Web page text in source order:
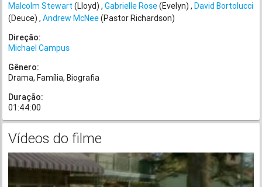
Malcolm Stewart (Lloyd) Gabrielle Rose(Evelyn) David Bortolucci
(Deuce) Andrew McNee(Pastor Richardson)
Direção:
Michael Campus
Gênero:
Drama Família Biografia
Duração:
01:44:00
Vídeos do filme